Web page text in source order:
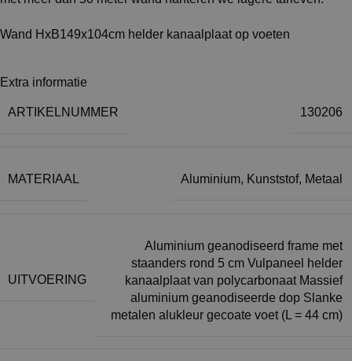
Wand HxB149x104cm helder kanaalplaat op voeten
Extra informatie
ARTIKELNUMMER 130206
MATERIAAL Aluminium, Kunststof, Metaal
UITVOERING
Aluminium geanodiseerd frame met
staanders rond 5 cm Vulpaneel helder
kanaalplaat van polycarbonaat Massief
aluminium geanodiseerde dop Slanke
metalen alukleur gecoate voet (L = 44 cm)